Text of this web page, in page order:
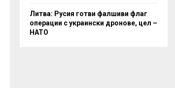
Литва: Русия готви фалшиви флаг
операции с украински дронове, цел –
НАТО